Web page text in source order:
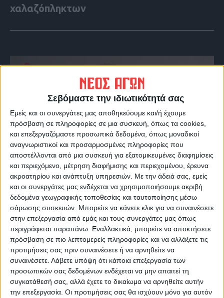
Σεβόμαστε την ιδιωτικότητά σας
Εμείς και οι συνεργάτες μας αποθηκεύουμε και/ή έχουμε
πρόσβαση σε πληροφορίες σε μια συσκευή, όπως τα cookies,
και επεξεργαζόμαστε προσωπικά δεδομένα, όπως μοναδικοί
αναγνωριστικοί και προσαρμοσμένες πληροφορίες που
αποστέλλονται από μια συσκευή για εξατομικευμένες διαφημίσεις
και περιεχόμενο, μέτρηση διαφήμισης και περιεχομένου, έρευνα
ακροατηρίου και ανάπτυξη υπηρεσιών. Με την άδειά σας, εμείς
και οι συνεργάτες μας ενδέχεται να χρησιμοποιήσουμε ακριβή
δεδομένα γεωγραφικής τοποθεσίας και ταυτοποίησης μέσω
σάρωσης συσκευών. Μπορείτε να κάνετε κλικ για να συναινέσετε
στην επεξεργασία από εμάς και τους συνεργάτες μας όπως
περιγράφεται παραπάνω. Εναλλακτικά, μπορείτε να αποκτήσετε
πρόσβαση σε πιο λεπτομερείς πληροφορίες και να αλλάξετε τις
προτιμήσεις σας πριν συναινέσετε ή να αρνηθείτε να
συναινέσετε. Λάβετε υπόψη ότι κάποια επεξεργασία των
προσωπικών σας δεδομένων ενδέχεται να μην απαιτεί τη
συγκατάθεσή σας, αλλά έχετε το δικαίωμα να αρνηθείτε αυτήν
την επεξεργασία. Οι προτιμήσεις σας θα ισχύουν μόνο για αυτόν
χαλαζόπληκτων
VIDEO ΤΗΣ ΘΕΣΣΑΛΙΑΣ
Περιπέτεια για τον πρόεδρο του Ε.Κ.Λ
Γιάννη Σκόκα